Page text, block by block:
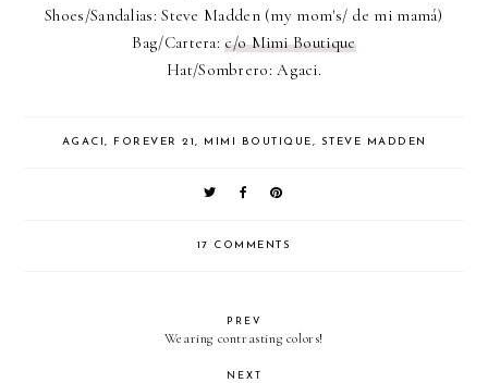
Shoes/Sandalias: Steve Madden (my mom's/ de mi mamá)
Bag/Cartera:c/o Mimi Boutique
Hat/Sombrero: Agaci.
AGACI, FOREVER 21, MIMI BOUTIQUE, STEVE MADDEN
17 COMMENTS
PREV
Wearing contrasting colors!
NEXT